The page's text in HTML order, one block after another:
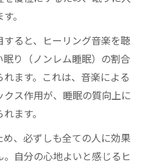
。
ると、ヒーリング音楽を聴
り（ノンレム睡眠）の割合
ます。これは、音楽による
ス作用が、睡眠の質向上に
ます。
、必ずしも全ての人に効果
自分の心地よいと感じるヒ